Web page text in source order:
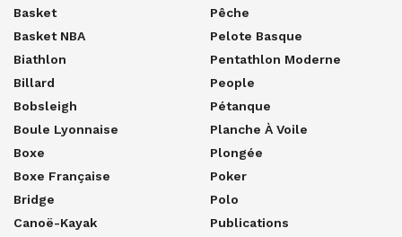
Basket
Basket NBA
Biathlon
Billard
Bobsleigh
Boule Lyonnaise
Boxe
Boxe Française
Bridge
Canoë-Kayak
Pêche
Pelote Basque
Pentathlon Moderne
People
Pétanque
Planche À Voile
Plongée
Poker
Polo
Publications